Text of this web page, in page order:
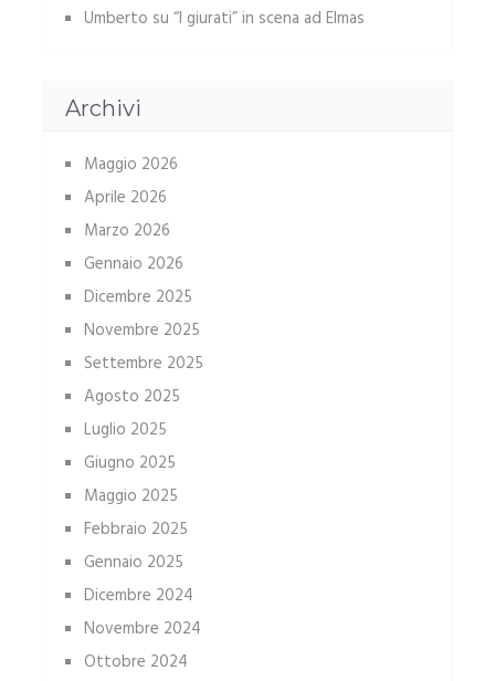
Umberto su “I giurati” in scena ad Elmas
Archivi
Maggio 2026
Aprile 2026
Marzo 2026
Gennaio 2026
Dicembre 2025
Novembre 2025
Settembre 2025
Agosto 2025
Luglio 2025
Giugno 2025
Maggio 2025
Febbraio 2025
Gennaio 2025
Dicembre 2024
Novembre 2024
Ottobre 2024